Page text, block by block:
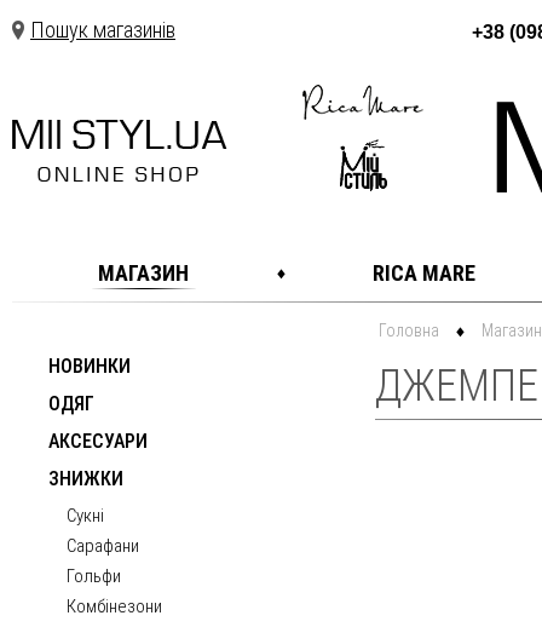
Пошук магазинів +38
МАГАЗИН RICA MARE
НОВИНКИ
ОДЯГ
АКСЕСУАРИ
ЗНИЖКИ
Сукні
Сарафани
Гольфи
Комбінезони
Головна Магазин